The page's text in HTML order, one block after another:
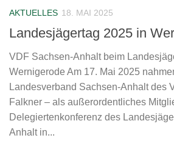
AKTUELLES 18. MAI 2025
Landesjägertag 2025 in
VDF Sachsen-Anhalt beim
Wernigerode Am 17. Mai 2025
Landesverband Sachsen-Anhalt des
Falkner – als außerordentliches
Delegiertenkonferenz des
Anhalt in...